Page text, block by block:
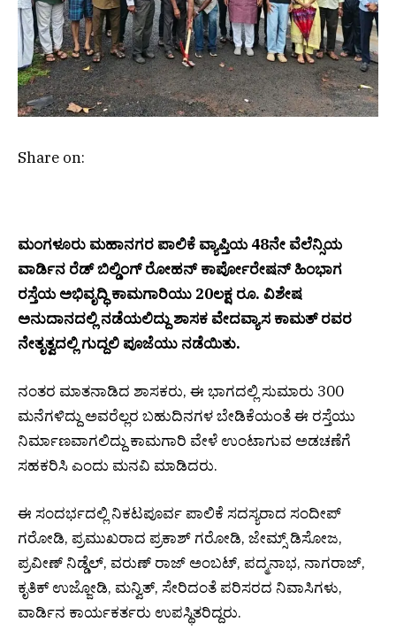
Share on:
ಮಂಗಳೂರು ಮಹಾನಗರ ಪಾಲಿಕೆ ವ್ಯಾಪ್ತಿಯ 48ನೇ ವೆಲೆನ್ಸಿಯ
ವಾರ್ಡಿನ ರೆಡ್ ಬಿಲ್ಡಿಂಗ್ ರೋಹನ್ ಕಾರ್ಪೋರೇಷನ್ ಹಿಂಭಾಗ
ರಸ್ತೆಯ ಅಭಿವೃದ್ಧಿ ಕಾಮಗಾರಿಯು 20ಲಕ್ಷ ರೂ. ವಿಶೇಷ
ಅನುದಾನದಲ್ಲಿ ನಡೆಯಲಿದ್ದು ಶಾಸಕ ವೇದವ್ಯಾಸ ಕಾಮತ್ ರವರ
ನೇತೃತ್ವದಲ್ಲಿ ಗುದ್ದಲಿ ಪೂಜೆಯು ನಡೆಯಿತು.
ನಂತರ ಮಾತನಾಡಿದ ಶಾಸಕರು, ಈ ಭಾಗದಲ್ಲಿ ಸುಮಾರು 300
ಮನೆಗಳಿದ್ದು ಅವರೆಲ್ಲರ ಬಹುದಿನಗಳ ಬೇಡಿಕೆಯಂತೆ ಈ ರಸ್ತೆಯು
ನಿರ್ಮಾಣವಾಗಲಿದ್ದು ಕಾಮಗಾರಿ ವೇಳೆ ಉಂಟಾಗುವ ಅಡಚಣೆಗೆ
ಸಹಕರಿಸಿ ಎಂದು ಮನವಿ ಮಾಡಿದರು.
ಈ ಸಂದರ್ಭದಲ್ಲಿ ನಿಕಟಪೂರ್ವ ಪಾಲಿಕೆ ಸದಸ್ಯರಾದ ಸಂದೀಪ್
ಗರೋಡಿ, ಪ್ರಮುಖರಾದ ಪ್ರಕಾಶ್ ಗರೋಡಿ, ಜೇಮ್ಸ್ ಡಿಸೋಜ,
ಪ್ರವೀಣ್ ನಿಡ್ಡೆಲ್, ವರುಣ್ ರಾಜ್ ಅಂಬಟ್, ಪದ್ಮನಾಭ, ನಾಗರಾಜ್,
ಕೃತಿಕ್ ಉಜ್ಜೋಡಿ, ಮನ್ವಿತ್, ಸೇರಿದಂತೆ ಪರಿಸರದ ನಿವಾಸಿಗಳು,
ವಾರ್ಡಿನ ಕಾರ್ಯಕರ್ತರು ಉಪಸ್ಥಿತರಿದ್ದರು.